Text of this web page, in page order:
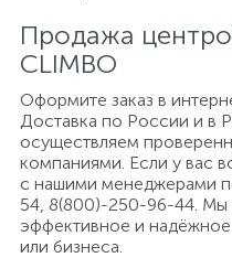
Продажа
CLIMBO
Оформите заказ в
Доставка по России и в
осуществляем
компаниями. Если у вас
с нашими менеджерами
54, 8(800)-250-96-44.
эффективное и
или бизнеса.